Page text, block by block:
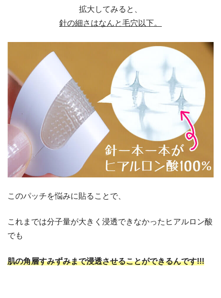
拡大してみると、
針の細さはなんと毛穴以下。
このパッチを悩みに貼ることで、
これまでは分子量が大きく浸透できなかったヒアルロン酸
でも
肌の角層すみずみまで浸透させることができるんです!!!